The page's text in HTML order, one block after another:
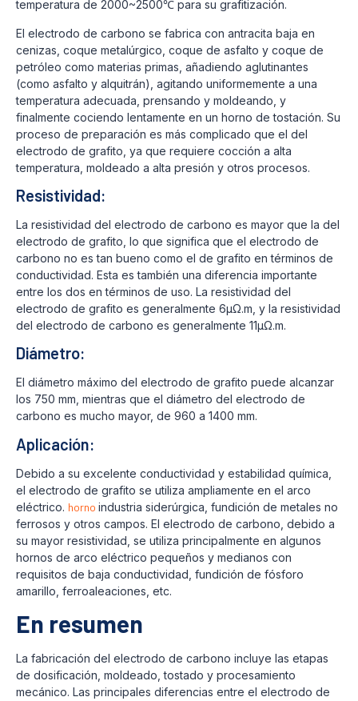
temperatura de 2000~2500℃ para su grafitización.
El electrodo de carbono se fabrica con antracita baja en
cenizas, coque metalúrgico, coque de asfalto y coque de
petróleo como materias primas, añadiendo aglutinantes
(como asfalto y alquitrán), agitando uniformemente a una
temperatura adecuada, prensando y moldeando, y
finalmente cociendo lentamente en un horno de tostación. Su
proceso de preparación es más complicado que el del
electrodo de grafito, ya que requiere cocción a alta
temperatura, moldeado a alta presión y otros procesos.
Resistividad:
La resistividad del electrodo de carbono es mayor que la del
electrodo de grafito, lo que significa que el electrodo de
carbono no es tan bueno como el de grafito en términos de
conductividad. Esta es también una diferencia importante
entre los dos en términos de uso. La resistividad del
electrodo de grafito es generalmente 6μΩ.m, y la resistividad
del electrodo de carbono es generalmente 11μΩ.m.
Diámetro:
El diámetro máximo del electrodo de grafito puede alcanzar
los 750 mm, mientras que el diámetro del electrodo de
carbono es mucho mayor, de 960 a 1400 mm.
Aplicación:
Debido a su excelente conductividad y estabilidad química,
el electrodo de grafito se utiliza ampliamente en el arco
eléctrico. horno industria siderúrgica, fundición de metales no
ferrosos y otros campos. El electrodo de carbono, debido a
su mayor resistividad, se utiliza principalmente en algunos
hornos de arco eléctrico pequeños y medianos con
requisitos de baja conductividad, fundición de fósforo
amarillo, ferroaleaciones, etc.
En resumen
La fabricación del electrodo de carbono incluye las etapas
de dosificación, moldeado, tostado y procesamiento
mecánico. Las principales diferencias entre el electrodo de